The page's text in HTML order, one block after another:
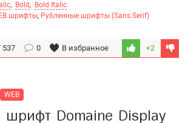
, Bold, Bold Italic
шрифты, Рубленные шрифты (Sans Serif)
537 0 В избранное +2
WEB